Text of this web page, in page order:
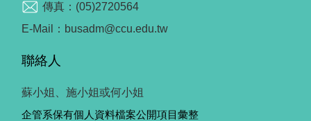
傳真：(05)2720564
E-Mail：busadm@ccu.edu.tw
聯絡人
蘇小姐、施小姐或何小姐
企管系保有個人資料檔案公開項目彙整